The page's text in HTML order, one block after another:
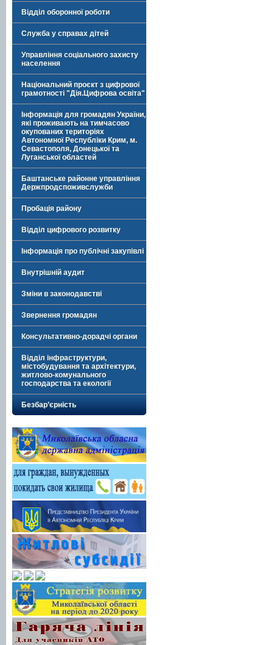
Відділ оборонної роботи
Служба у справах дітей
Управління соціального захисту
населення
Національний проєкт з цифрової
грамотності "Дія.Цифрова освіта"
Інформація для громадян України,
які проживають на тимчасово
окупованих територіях
Автономної Республіки Крим, м.
Севастополя, Донецької та
Луганської областей
Баштанське районне управління
Держпродспоживслужби
Пробація району
Відділ цифрового розвитку
Інформація про публічні закупівлі
Внутрішній аудит
Зміни в законодавстві
Звернення громадян
Консультативно-дорадчі органи
Відділ інфраструктури,
містобудування та архітектури,
житлово-комунального
господарства та екології
Безбар’єрність